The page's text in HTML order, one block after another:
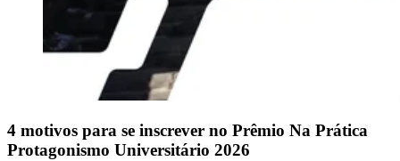
4 motivos para se inscrever no Prêmio Na Prática
Protagonismo Universitário 2026